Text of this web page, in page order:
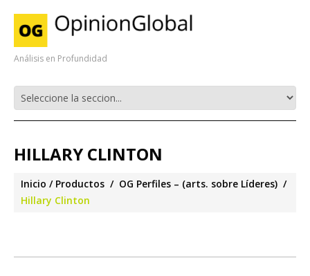
Análisis en Profundidad
HILLARY CLINTON
Inicio Productos
OG Perfiles – (arts. sobre Líderes)
Hillary Clinton